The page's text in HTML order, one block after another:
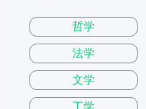
哲学
法学
文学